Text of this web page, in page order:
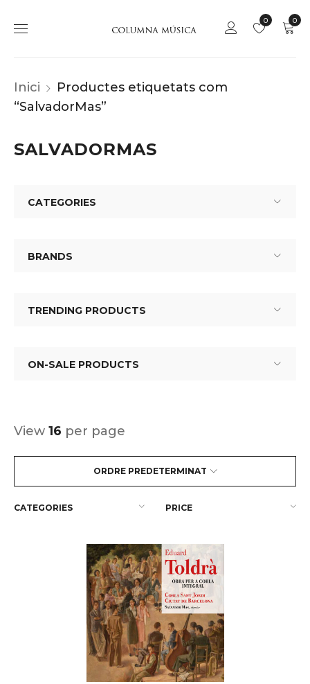
0
0
Inici
Productes etiquetats com
“SalvadorMas”
SALVADORMAS
CATEGORIES
BRANDS
TRENDING PRODUCTS
ON-SALE PRODUCTS
ORDRE PREDETERMINAT
View 16 per page
CATEGORIES PRICE